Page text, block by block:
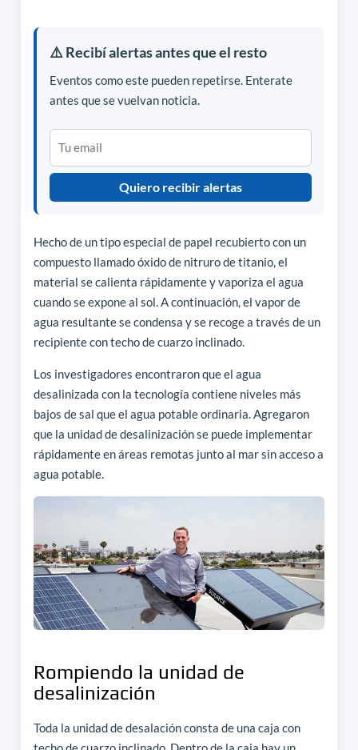
⚠️ Recibí alertas antes que el resto
Eventos como este pueden repetirse. Enterate
antes que se vuelvan noticia.
Quiero recibir alertas
Hecho de un tipo especial de papel recubierto con un
compuesto llamado óxido de nitruro de titanio, el
material se calienta rápidamente y vaporiza el agua
cuando se expone al sol. A continuación, el vapor de
agua resultante se condensa y se recoge a través de un
recipiente con techo de cuarzo inclinado.
Los investigadores encontraron que el agua
desalinizada con la tecnología contiene niveles más
bajos de sal que el agua potable ordinaria. Agregaron
que la unidad de desalinización se puede implementar
rápidamente en áreas remotas junto al mar sin acceso a
agua potable.
Rompiendo la unidad de
desalinización
Toda la unidad de desalación consta de una caja con